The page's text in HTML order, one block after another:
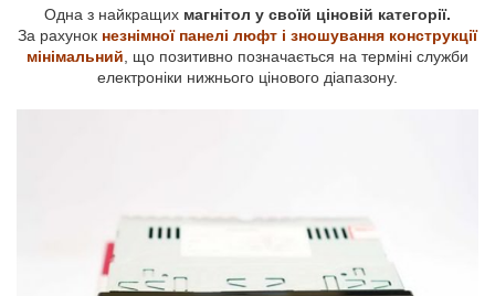
Одна з найкращих магнітол у своїй ціновій категорії.
За рахунок незнімної панелі люфт і зношування конструкції
мінімальний, що позитивно позначається на терміні служби
електроніки нижнього цінового діапазону.